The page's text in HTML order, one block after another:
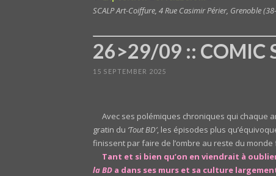
SCALP Art-Coiffure, 4 Rue Casimir Périer, Grenoble
26>29/09 :: COMIC
15 SEPTEMBER 2025
Avec ses polémiques chroniques qui chaque
gratin du ‘Tout BD’, les épisodes plus
finissent par faire de l’ombre au reste du
Tant et si bien qu’on en viendrait à
la BD a dans ses murs et sa culture